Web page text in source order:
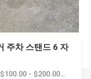
주차 스탠드 6 자
가격：$100.00 - $200.00/pieces